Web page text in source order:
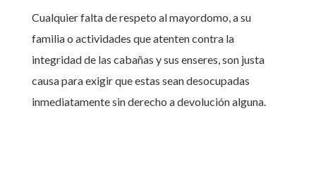
Cualquier falta de respeto al mayordomo, a su
familia o actividades que atenten contra la
integridad de las cabañas y sus enseres, son justa
causa para exigir que estas sean desocupadas
inmediatamente sin derecho a devolución alguna.